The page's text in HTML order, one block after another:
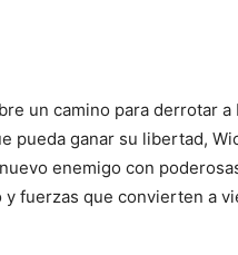
un camino para derrotar a
pueda ganar su libertad,
enemigo con
y fuerzas que convierten a